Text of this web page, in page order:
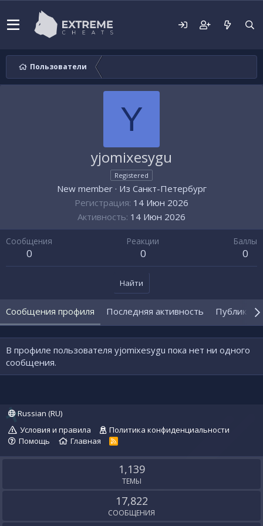
Пользователи
Y
yjomixesygu
Registered
New member · Из Санкт-Петербург
Регистрация 14 Июн 2026
Активность 14 Июн 2026
Сообщения
0
Реакции
0
Баллы
0
Найти
Сообщения профиля Последняя активность
В профиле пользователя yjomixesygu пока нет ни одного
сообщения.
Russian (RU)
Условия и правила
Политика конфиденциальности
Помощь
Главная
R
S
1,139
ТЕМЫ
17,822
СООБЩЕНИЯ